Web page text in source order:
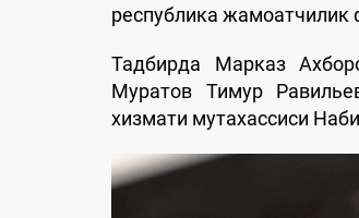
республика жамоатчилик
Тадбирда Марказ
Муратов Тимур
хизмати мутахассиси